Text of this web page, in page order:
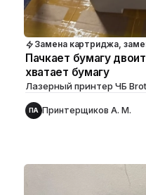
Замена картриджа,
Пачкает бумагу
хватает бумагу
Лазерный принтер ЧБ
ПА Принтерщиков А. М.